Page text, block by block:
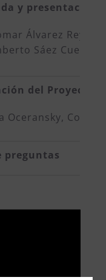
y presentación
Álvarez Reyes,
Sáez Cuervo,
del Proyecto
Oceransky,
preguntas